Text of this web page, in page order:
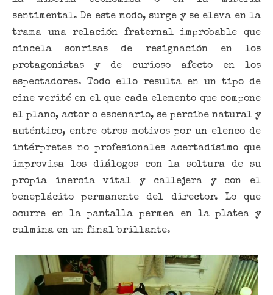
sentimental. De este modo, surge y se eleva en la
trama una relación fraternal improbable que
cincela sonrisas de resignación en los
protagonistas y de curioso afecto en los
espectadores. Todo ello resulta en un tipo de
cine verité en el que cada elemento que compone
el plano, actor o escenario, se percibe natural y
auténtico, entre otros motivos por un elenco de
intérpretes no profesionales acertadísimo que
improvisa los diálogos con la soltura de su
propia inercia vital y callejera y con el
beneplácito permanente del director. Lo que
ocurre en la pantalla permea en la platea y
culmina en un final brillante.